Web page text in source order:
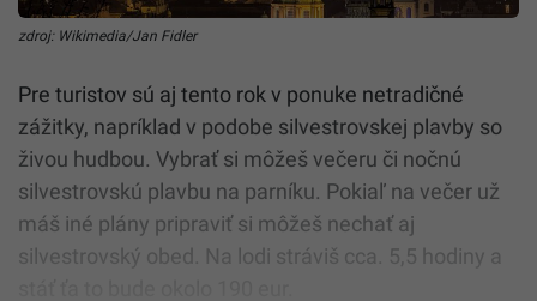
zdroj: Wikimedia/Jan Fidler
Pre turistov sú aj tento rok v ponuke netradičné
zážitky, napríklad v podobe silvestrovskej plavby so
živou hudbou. Vybrať si môžeš večeru či nočnú
silvestrovskú plavbu na parníku. Pokiaľ na večer už
máš iné plány pripraviť si môžeš nechať aj
silvestrovský obed. Na lodi stráviš cca. 5,5 hodiny a